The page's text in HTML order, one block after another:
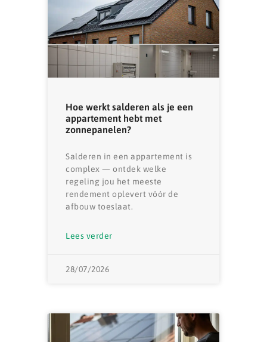
Hoe werkt salderen als je een
appartement hebt met
zonnepanelen?
Salderen in een appartement is
complex — ontdek welke
regeling jou het meeste
rendement oplevert vóór de
afbouw toeslaat.
Lees verder
28/07/2026